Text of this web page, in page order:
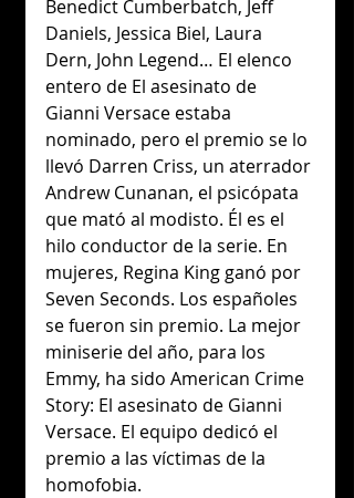
Benedict Cumberbatch, Jeff
Daniels, Jessica Biel, Laura
Dern, John Legend… El elenco
entero de El asesinato de
Gianni Versace estaba
nominado, pero el premio se lo
llevó Darren Criss, un aterrador
Andrew Cunanan, el psicópata
que mató al modisto. Él es el
hilo conductor de la serie. En
mujeres, Regina King ganó por
Seven Seconds. Los españoles
se fueron sin premio. La mejor
miniserie del año, para los
Emmy, ha sido American Crime
Story: El asesinato de Gianni
Versace. El equipo dedicó el
premio a las víctimas de la
homofobia.